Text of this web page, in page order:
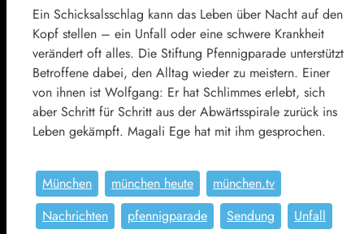
Ein Schicksalsschlag kann das Leben über Nacht auf den
Kopf stellen – ein Unfall oder eine schwere Krankheit
verändert oft alles. Die Stiftung Pfennigparade unterstützt
Betroffene dabei, den Alltag wieder zu meistern. Einer
von ihnen ist Wolfgang: Er hat Schlimmes erlebt, sich
aber Schritt für Schritt aus der Abwärtsspirale zurück ins
Leben gekämpft. Magali Ege hat mit ihm gesprochen.
München münchen heute
münchen.tv
Nachrichten
pfennigparade Sendung
Unfall